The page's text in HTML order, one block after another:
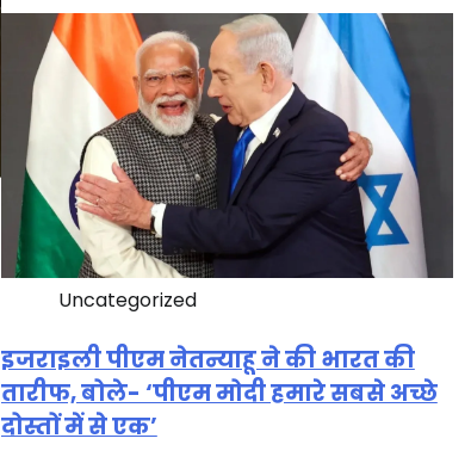
Uncategorized
इजराइली पीएम नेतन्याहू ने की भारत की
तारीफ, बोले- ‘पीएम मोदी हमारे सबसे अच्छे
दोस्तों में से एक’